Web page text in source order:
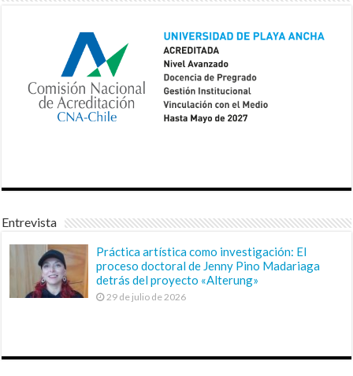
Entrevista
Práctica artística como investigación: El
proceso doctoral de Jenny Pino Madariaga
detrás del proyecto «Alterung»
29 de julio de 2026